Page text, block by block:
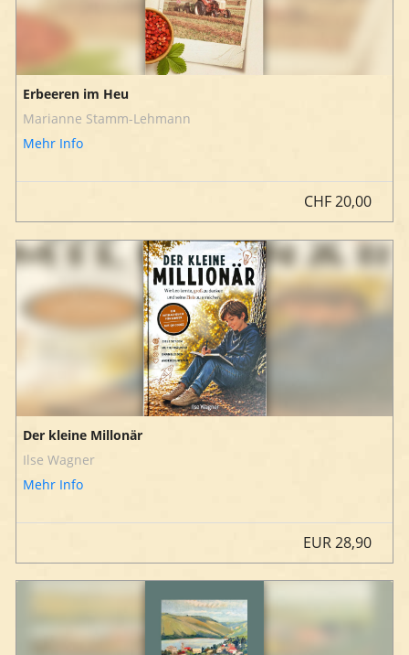
Erbeeren im Heu
Marianne Stamm-Lehmann
Mehr Info
CHF20,00
Der kleine Millonär
Ilse Wagner
Mehr Info
EUR28,90